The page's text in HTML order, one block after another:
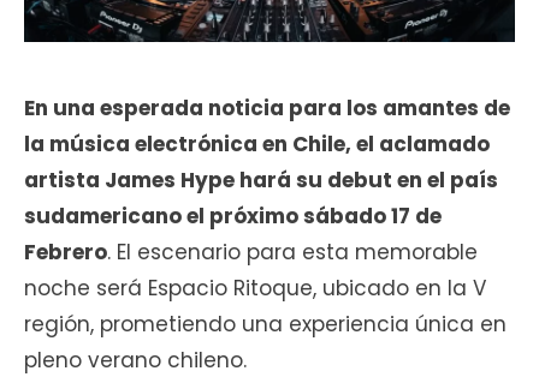
En una esperada noticia para los amantes de
la música electrónica en Chile, el aclamado
artista James Hype hará su debut en el país
sudamericano el próximo sábado 17 de
Febrero. El escenario para esta memorable
noche será Espacio Ritoque, ubicado en la V
región, prometiendo una experiencia única en
pleno verano chileno.